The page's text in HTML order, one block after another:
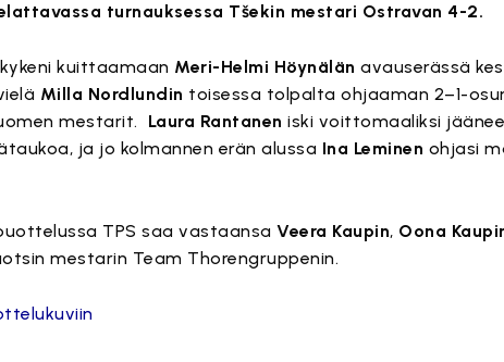
turnauksessa Tšekin mestari Ostravan 4-2.
kuittaamaan Meri-Helmi Höynälän avauserässä
Milla Nordlundin toisessa tolpalta ohjaaman 2–1-
mestarit. Laura Rantanen iski voittomaaliksi
ja jo kolmannen erän alussa Ina Leminen ohjasi
TPS saa vastaansaVeera Kaupin, Oona
mestarin Team Thorengruppenin.